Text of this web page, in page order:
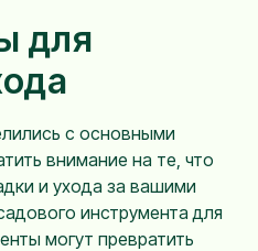
для
с основными
внимание на те, что
и ухода за вашими
инструмента для
могут превратить